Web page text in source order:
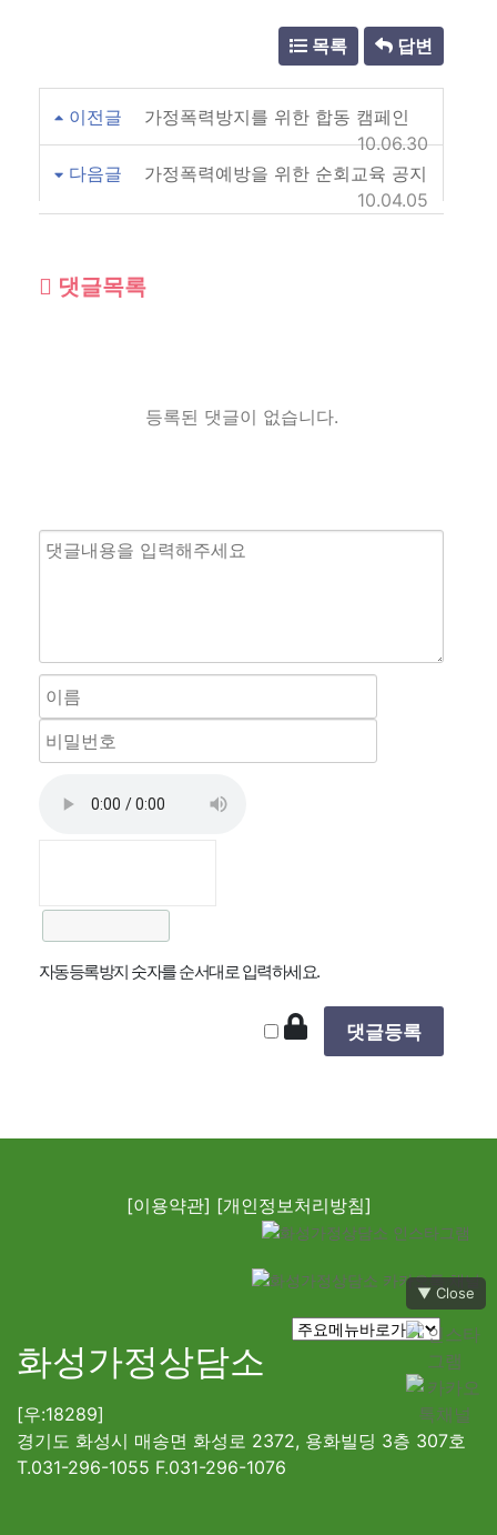
▼ Close
목록 답변
이전글
가정폭력방지를 위한 합동 캠페인
10.06.30
다음글
가정폭력예방을 위한 순회교육 공지
10.04.05
댓글목록
등록된 댓글이 없습니다.
자동등록방지 숫자를 순서대로 입력하세요.
[이용약관] [개인정보처리방침]
화성가정상담소
[우:18289]
경기도 화성시 매송면 화성로 2372, 용화빌딩 3층 307호
T.031-296-1055 F.031-296-1076